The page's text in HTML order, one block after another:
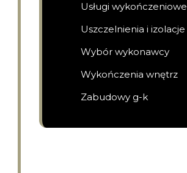
Usługi wykończeniowe
Uszczelnienia i izolacje
Wybór wykonawcy
Wykończenia wnętrz
Zabudowy g-k